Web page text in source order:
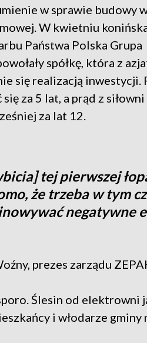
w sprawie budowy
W kwietniu
Państwa Polska Grupa
spółkę, która z
się realizacją inwestycji.
za 5 lat, a prąd z siłowni
za lat 12.
tej pierwszej
że trzeba w tym
negatywne
prezes zarządu
Ślesin od
i włodarze gminy